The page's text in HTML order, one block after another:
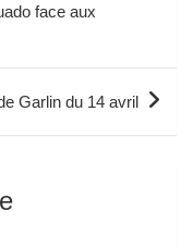
face aux
Garlin du 14 avril